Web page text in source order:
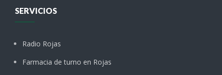
SERVICIOS
Radio Rojas
Farmacia de turno en Rojas